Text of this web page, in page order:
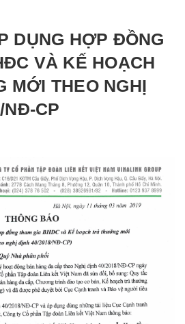
DỤNG HỢP ĐỒNG
VÀ KẾ HOẠCH
MỚI THEO NGHỊ
NĐ-CP